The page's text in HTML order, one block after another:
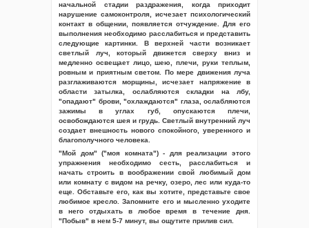
начальной стадии раздражения, когда приходит
нарушение самоконтроля, исчезает психологический
контакт в общении, появляется отчуждение. Для его
выполнения необходимо расслабиться и представить
следующие картинки. В верхней части возникает
светлый луч, который движется сверху вниз и
медленно освещает лицо, шею, плечи, руки теплым,
ровным и приятным светом. По мере движения луча
разглаживаются морщины, исчезает напряжение в
области затылка, ослабляются складки на лбу,
"опадают" брови, "охлаждаются" глаза, ослабляются
зажимы в углах губ, опускаются плечи,
освобождаются шея и грудь. Светлый внутренний луч
создает внешность нового спокойного, уверенного и
благополучного человека.
"Мой дом" ("моя комната") - для реализации этого
упражнения необходимо сесть, расслабиться и
начать строить в воображении свой любимый дом
или комнату с видом на речку, озеро, лес или куда-то
еще. Обставьте его, как вы хотите, представьте свое
любимое кресло. Запомните его и мысленно уходите
в него отдыхать в любое время в течение дня.
"Побыв" в нем 5-7 минут, вы ощутите прилив сил.